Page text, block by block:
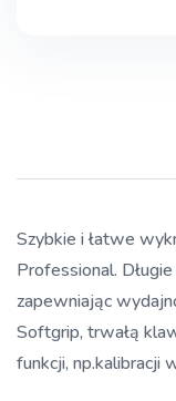
Szybkie i łatwe
Professional.
zapewniając
Softgrip, trwałą
funkcji, np.kalibracji